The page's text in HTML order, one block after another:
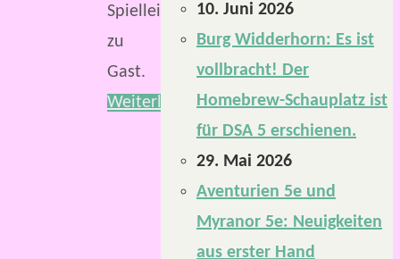
Spielleiter
zu
Gast.
Weiterlesen
10. Juni 2026
Burg Widderhorn: Es ist
vollbracht! Der
Homebrew-Schauplatz ist
für DSA 5 erschienen.
29. Mai 2026
Aventurien 5e und
Myranor 5e: Neuigkeiten
aus erster Hand